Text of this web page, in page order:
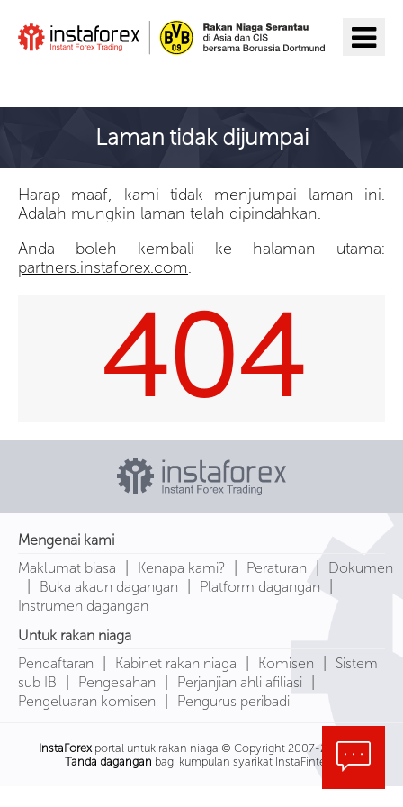
Laman tidak dijumpai
Harap maaf, kami tidak menjumpai laman ini.
Adalah mungkin laman telah dipindahkan.
Anda boleh kembali ke halaman utama:
partners.instaforex.com.
404
Mengenai kami
Maklumat biasa
| Kenapa kami? | Peraturan | Dokumen
| Buka akaun dagangan | Platform dagangan |
Instrumen dagangan
Untuk rakan niaga
Pendaftaran
| Kabinet rakan niaga | Komisen |
Sistem
sub IB
| Pengesahan | Perjanjian ahli afiliasi |
Pengeluaran komisen | Pengurus peribadi
InstaForex portal untuk rakan niaga © Copyright 2007-2026
Tanda dagangan bagi kumpulan syarikat InstaFintech